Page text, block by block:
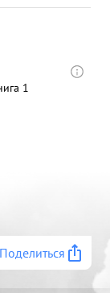
1
Поделиться